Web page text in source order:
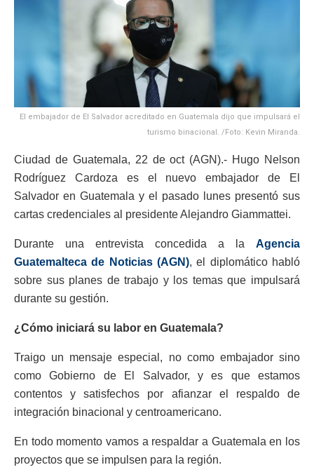
El embajador de El Salvador acreditado en Guatemala dijo que impulsará el
turismo binacional. /Foto: Kevin Miranda.
Ciudad de Guatemala, 22 de oct (AGN).- Hugo Nelson
Rodríguez Cardoza es el nuevo embajador de El
Salvador en Guatemala y el pasado lunes presentó sus
cartas credenciales al presidente Alejandro Giammattei.
Durante una entrevista concedida a la Agencia
Guatemalteca de Noticias (AGN), el diplomático habló
sobre sus planes de trabajo y los temas que impulsará
durante su gestión.
¿Cómo iniciará su labor en Guatemala?
Traigo un mensaje especial, no como embajador sino
como Gobierno de El Salvador, y es que estamos
contentos y satisfechos por afianzar el respaldo de
integración binacional y centroamericano.
En todo momento vamos a respaldar a Guatemala en los
proyectos que se impulsen para la región.